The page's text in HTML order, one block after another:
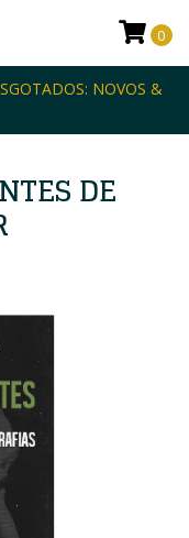
NOVOS &
0
DE